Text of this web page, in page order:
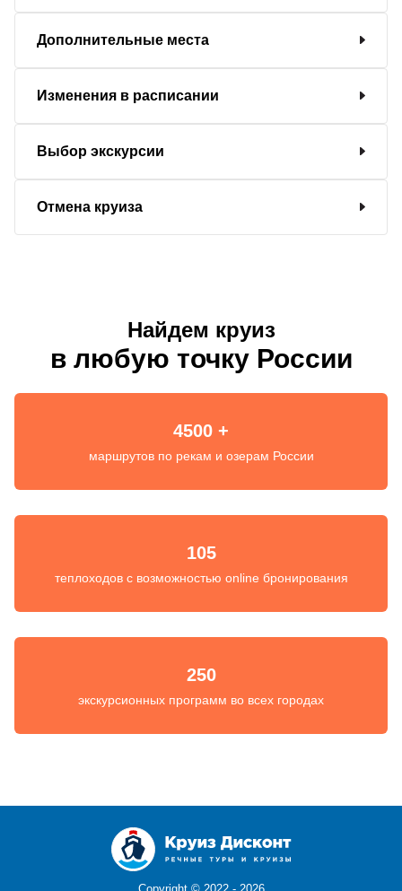
Дополнительные места
Изменения в расписании
Выбор экскурсии
Отмена круиза
Найдем круиз
в любую точку России
4500 +
маршрутов по рекам и озерам России
105
теплоходов с возможностью online бронирования
250
экскурсионных программ во всех городах